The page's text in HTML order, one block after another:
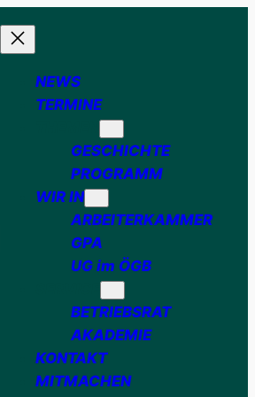
NEWS
TERMINE
GESCHICHTE
PROGRAMM
WIR IN
ARBEITERKAMMER
GPA
UG im ÖGB
BETRIEBSRAT
AKADEMIE
KONTAKT
MITMACHEN